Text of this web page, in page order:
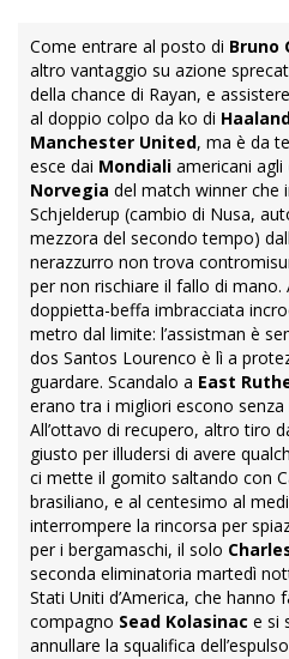
Come entrare al posto di Bruno
altro vantaggio su azione
della chance di Rayan, e
al doppio colpo da ko di
Manchester United, ma è da
esce dai Mondiali americani agli
Norvegia del match winner che
Schjelderup (cambio di Nusa,
mezzora del secondo tempo)
nerazzurro non trova
per non rischiare il fallo di
doppietta-beffa imbracciata
metro dal limite: l’assistman è
dos Santos Lourenco è lì a
guardare. Scandalo a East
erano tra i migliori escono
All’ottavo di recupero, altro tiro
giusto per illudersi di avere
ci mette il gomito saltando con
brasiliano, e al centesimo al
interrompere la rincorsa per
per i bergamaschi, il solo
seconda eliminatoria martedì
Stati Uniti d’America, che
compagno Sead Kolasinac e si
annullare la squalifica